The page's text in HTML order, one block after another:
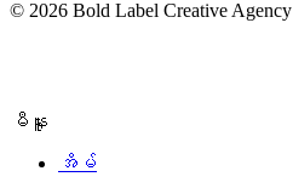
© 2026 Bold Label Creative Agency
မီနူး
အိမ်